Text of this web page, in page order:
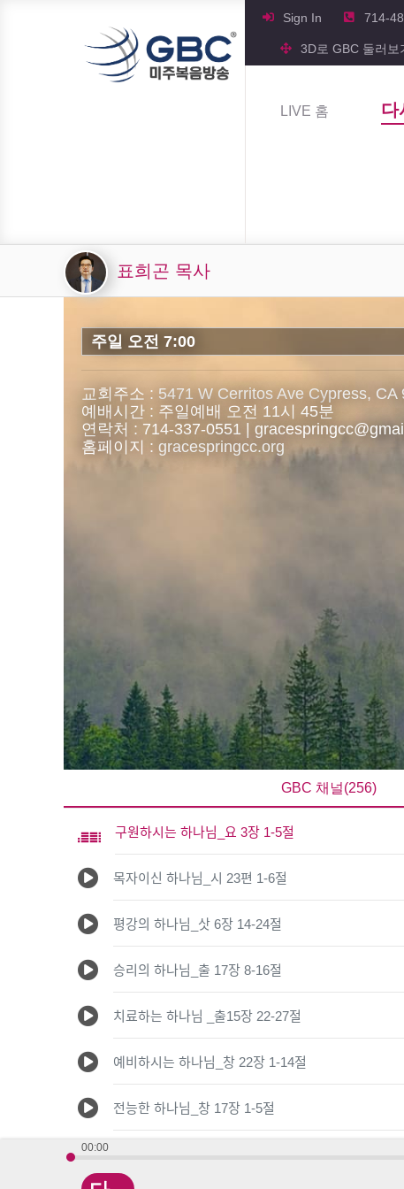
Sign In 714-
3D로 GBC 둘러보
LIVE 홈 다
00:00
표희곤 목사
주일 오전 7:00
교회주소 : 5471 W Cerritos Ave Cypress, CA
예배시간 : 주일예배 오전 11시 45분
연락처 : 714-337-0551 |
홈페이지 : gracespringcc.org
GBC 채널(256)
구원하시는 하나님_요 3장 1-5절
목자이신 하나님_시 23편 1-6절
평강의 하나님_삿 6장 14-24절
승리의 하나님_출 17장 8-16절
치료하는 하나님 _출15장 22-27절
예비하시는 하나님_창 22장 1-14절
전능한 하나님_창 17장 1-5절